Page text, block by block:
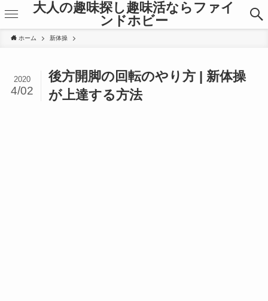
大人の趣味探し趣味活ならファイ
ンドホビー
ホーム 新体操
後方開脚の回転のやり方 | 新体操
が上達する方法
2020
4/02